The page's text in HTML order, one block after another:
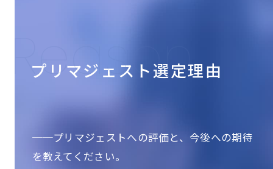
Reason
プリマジェスト選定理由
──プリマジェストへの評価と、今後への期待
を教えてください。